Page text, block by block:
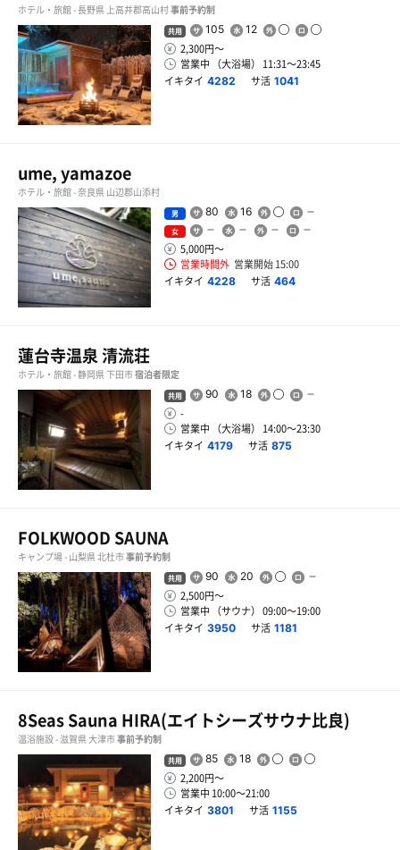
ホテル・旅館 - 長野県 上高井郡高山村事前予約制
共用 105 12
2,300円〜
営業中 （大浴場） 11:31〜23:45
イキタイ 4282 サ活 1041
ume, yamazoe
ホテル・旅館 - 奈良県 山辺郡山添村
男 80 16
女
5,000円〜
営業時間外 営業開始 15:00
イキタイ 4228 サ活 464
蓮台寺温泉 清流荘
ホテル・旅館 - 静岡県 下田市宿泊者限定
共用 90 18
-
営業中 （大浴場） 14:00〜23:30
イキタイ 4179 サ活 875
FOLKWOOD SAUNA
キャンプ場 - 山梨県 北杜市事前予約制
共用 90 20
2,500円〜
営業中 （サウナ） 09:00〜19:00
イキタイ 3950 サ活 1181
8Seas Sauna HIRA(エイトシーズサウナ比良)
温浴施設 - 滋賀県 大津市事前予約制
共用 85 18
2,200円〜
営業中 10:00〜21:00
イキタイ 3801 サ活 1155